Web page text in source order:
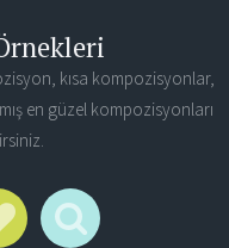
kısa kompozisyonlar,
en güzel kompozisyonları